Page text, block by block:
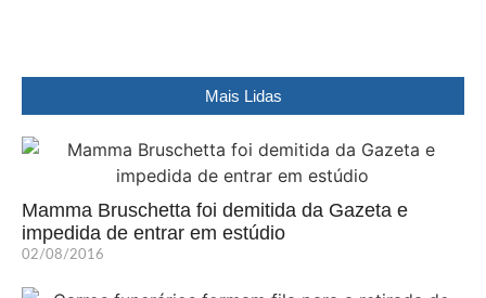
Mais Lidas
Mamma Bruschetta foi demitida da Gazeta e
impedida de entrar em estúdio
02/08/2016